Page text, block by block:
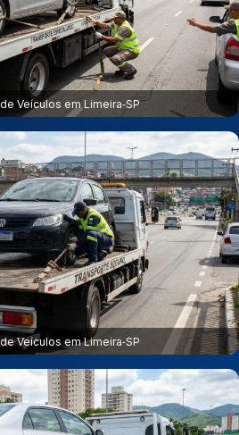
Veículos em Limeira‑SP
Veículos em Limeira‑SP